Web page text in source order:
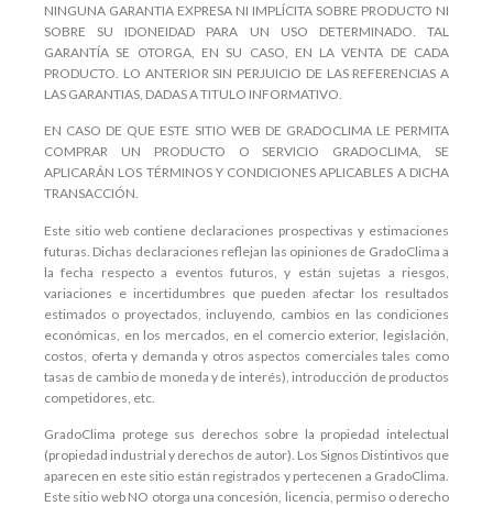
NINGUNA GARANTIA EXPRESA NI IMPLÍCITA SOBRE PRODUCTO NI
SOBRE SU IDONEIDAD PARA UN USO DETERMINADO. TAL
GARANTÍA SE OTORGA, EN SU CASO, EN LA VENTA DE CADA
PRODUCTO. LO ANTERIOR SIN PERJUICIO DE LAS REFERENCIAS A
LAS GARANTIAS, DADAS A TITULO INFORMATIVO.
EN CASO DE QUE ESTE SITIO WEB DE GRADOCLIMA LE PERMITA
COMPRAR UN PRODUCTO O SERVICIO GRADOCLIMA, SE
APLICARÁN LOS TÉRMINOS Y CONDICIONES APLICABLES A DICHA
TRANSACCIÓN.
Este sitio web contiene declaraciones prospectivas y estimaciones
futuras. Dichas declaraciones reflejan las opiniones de GradoClima a
la fecha respecto a eventos futuros, y están sujetas a riesgos,
variaciones e incertidumbres que pueden afectar los resultados
estimados o proyectados, incluyendo, cambios en las condiciones
económicas, en los mercados, en el comercio exterior, legislación,
costos, oferta y demanda y otros aspectos comerciales tales como
tasas de cambio de moneda y de interés), introducción de productos
competidores, etc.
GradoClima protege sus derechos sobre la propiedad intelectual
(propiedad industrial y derechos de autor). Los Signos Distintivos que
aparecen en este sitio están registrados y pertecenen a GradoClima.
Este sitio web NO otorga una concesión, licencia, permiso o derecho